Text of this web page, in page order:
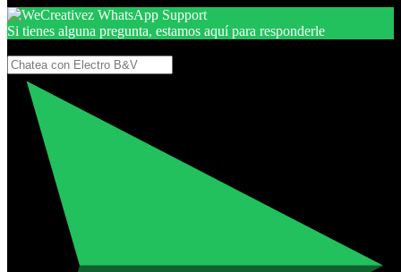
Si tienes alguna pregunta, estamos aquí para responderle